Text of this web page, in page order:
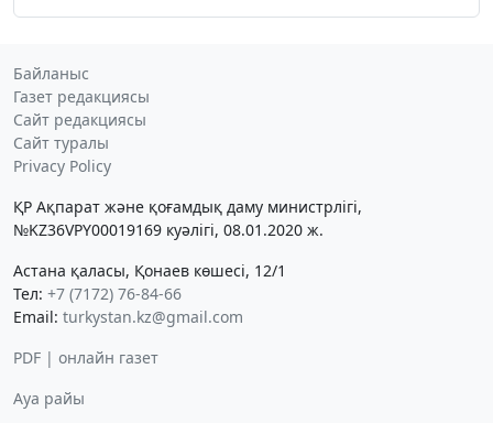
Байланыс
Газет редакциясы
Сайт редакциясы
Сайт туралы
Privacy Policy
ҚР Ақпарат және қоғамдық даму министрлігі,
№KZ36VPY00019169 куәлігі, 08.01.2020 ж.
Астана қаласы, Қонаев көшесі, 12/1
Тел: +7 (7172) 76-84-66
Email: turkystan.kz@gmail.com
PDF | онлайн газет
Ауа райы